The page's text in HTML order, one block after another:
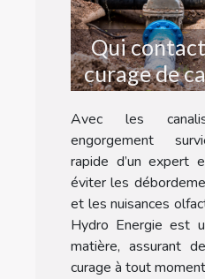
Qui
curage de
d’urgence à
Avec les
engorgement
rapide d’un expert
éviter les
et les nuisances
Hydro Energie est
matière, assurant
curage à tout